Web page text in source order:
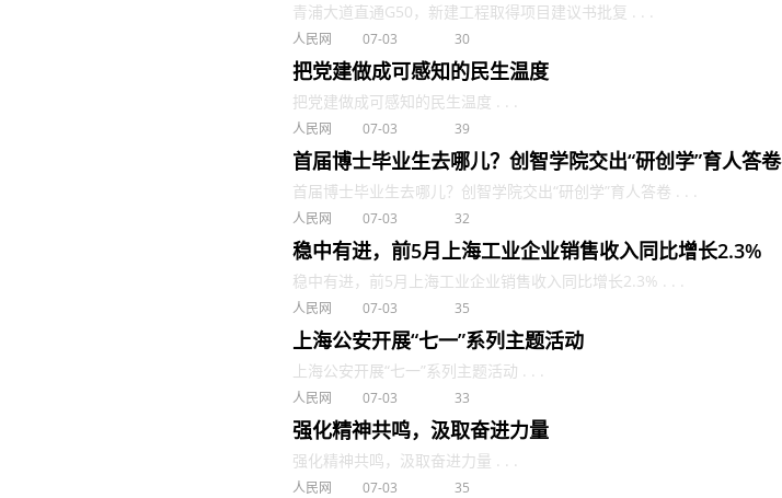
青浦大道直通G50，新建工程取得项目建议书批复 . . .
人民网 07-03 30
把党建做成可感知的民生温度
把党建做成可感知的民生温度 . . .
人民网 07-03 39
首届博士毕业生去哪儿？创智学院交出“研创学”育人答卷
首届博士毕业生去哪儿？创智学院交出“研创学”育人答卷 . . .
人民网 07-03 32
稳中有进，前5月上海工业企业销售收入同比增长2.3%
稳中有进，前5月上海工业企业销售收入同比增长2.3% . . .
人民网 07-03 35
上海公安开展“七一”系列主题活动
上海公安开展“七一”系列主题活动 . . .
人民网 07-03 33
强化精神共鸣，汲取奋进力量
强化精神共鸣，汲取奋进力量 . . .
人民网 07-03 35